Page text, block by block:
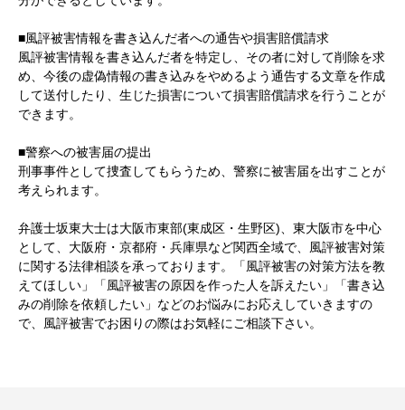
■風評被害情報を書き込んだ者への通告や損害賠償請求
風評被害情報を書き込んだ者を特定し、その者に対して削除を求
め、今後の虚偽情報の書き込みをやめるよう通告する文章を作成
して送付したり、生じた損害について損害賠償請求を行うことが
できます。
■警察への被害届の提出
刑事事件として捜査してもらうため、警察に被害届を出すことが
考えられます。
弁護士坂東大士は大阪市東部(東成区・生野区)、東大阪市を中心
として、大阪府・京都府・兵庫県など関西全域で、風評被害対策
に関する法律相談を承っております。「風評被害の対策方法を教
えてほしい」「風評被害の原因を作った人を訴えたい」「書き込
みの削除を依頼したい」などのお悩みにお応えしていきますの
で、風評被害でお困りの際はお気軽にご相談下さい。